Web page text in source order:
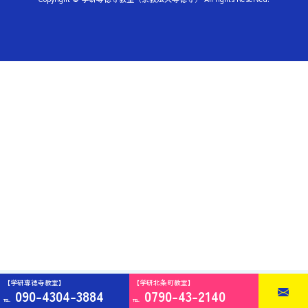
【学研専徳寺教室】
TEL. 090-4304-3884
【学研北条町教室】
TEL. 0790-43-2140